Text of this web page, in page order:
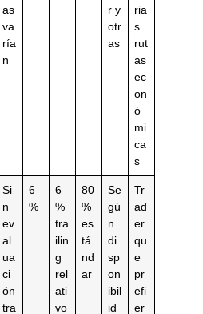
as
va
ría
n
r y
otr
as
ria
s
rut
as
ec
on
ó
mi
ca
s
Si
n
ev
al
ua
ci
ón
tra
6
%
6
%
tra
ilin
g
rel
ati
vo
80
%
es
tá
nd
ar
Se
gú
n
di
sp
on
ibil
id
Tr
ad
er
qu
e
pr
efi
er